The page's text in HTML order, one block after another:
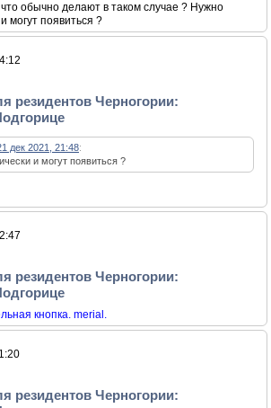
обычно делают в таком случае ? Нужно
могут появиться ?
резидентов Черногории:
дек 2021, 21:48:
и могут появиться ?
резидентов Черногории:
кнопка. merial.
резидентов Черногории: